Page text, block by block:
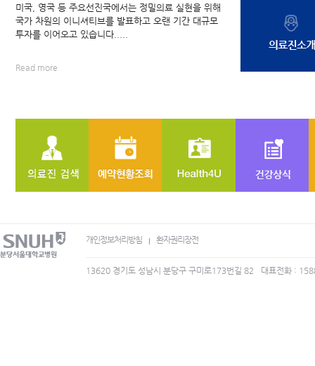
미국, 영국 등 주요선진국에서는 정밀의료 실현을 위해
국가 차원의 이니셔티브를 발표하고 오랜 기간 대규모
투자를 이어오고 있습니다.....
Read more
개인정보처리방침 환자권리장전
13620 경기도 성남시 분당구 구미로173번길 82 대표전화 :